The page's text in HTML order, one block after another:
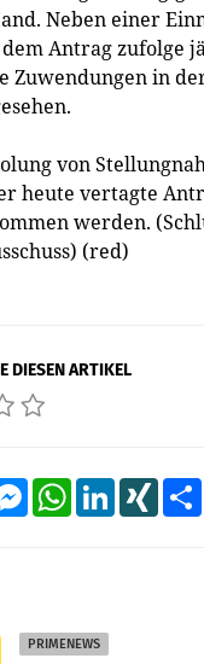
Neben einer
dem Antrag zufolge
Zuwendungen in
von
heute vertagte
werden.
(red)
DIESEN ARTIKEL
MessengerWhatsAppLinkedInXING
PRIMENEWS